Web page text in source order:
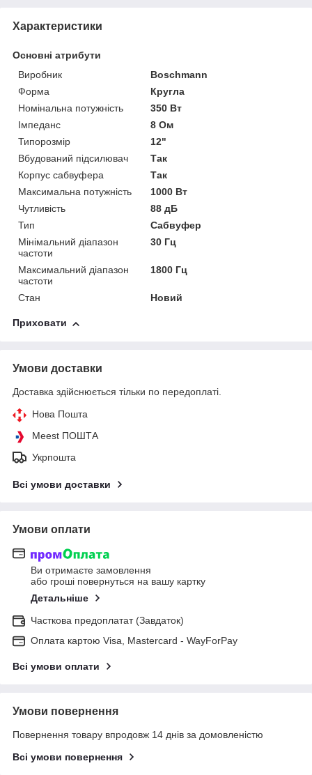
Характеристики
Основні атрибути
Виробник
Boschmann
Форма
Кругла
Номінальна потужність
350 Вт
Імпеданс
8 Ом
Типорозмір
12"
Вбудований підсилювач
Так
Корпус сабвуфера
Так
Максимальна потужність
1000 Вт
Чутливість
88 дБ
Тип
Сабвуфер
Мінімальний діапазон
частоти
30 Гц
Максимальний діапазон
частоти
1800 Гц
Стан Новий
Приховати
Умови доставки
Доставка здійснюється тільки по передоплаті.
Нова Пошта
Meest ПОШТА
Укрпошта
Всі умови доставки
Умови оплати
Ви отримаєте замовлення
або гроші повернуться на вашу картку
Детальніше
Часткова предоплатат (Завдаток)
Оплата картою Visa, Mastercard - WayForPay
Всі умови оплати
Умови повернення
Повернення товару впродовж 14 днів за домовленістю
Всі умови повернення